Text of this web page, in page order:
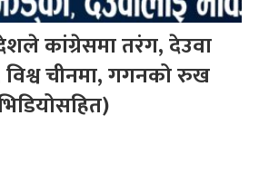
कांग्रेसमा तरंग, देउवा
चीनमा, गगनको रुख